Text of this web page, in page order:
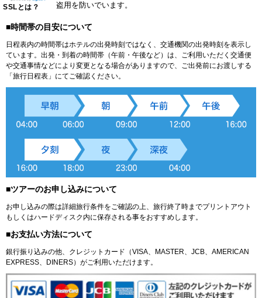
SSLとは？
盗用を防いでいます。
■時間帯の目安について
日程表内の時間帯はホテルの出発時刻ではなく、交通機関の出発時刻を表示し
ています。出発・到着の時間帯（午前・午後など）は、ご利用いただく交通便
や交通事情などにより変更となる場合がありますので、ご出発前にお渡しする
「旅行日程表」にてご確認ください。
■ツアーのお申し込みについて
お申し込みの際は詳細旅行条件をご確認の上、旅行終了時までプリントアウト
もしくはハードディスク内に保存される事をおすすめします。
■お支払い方法について
銀行振り込みの他、クレジットカード（VISA、MASTER、JCB、AMERICAN
EXPRESS、DINERS）がご利用いただけます。